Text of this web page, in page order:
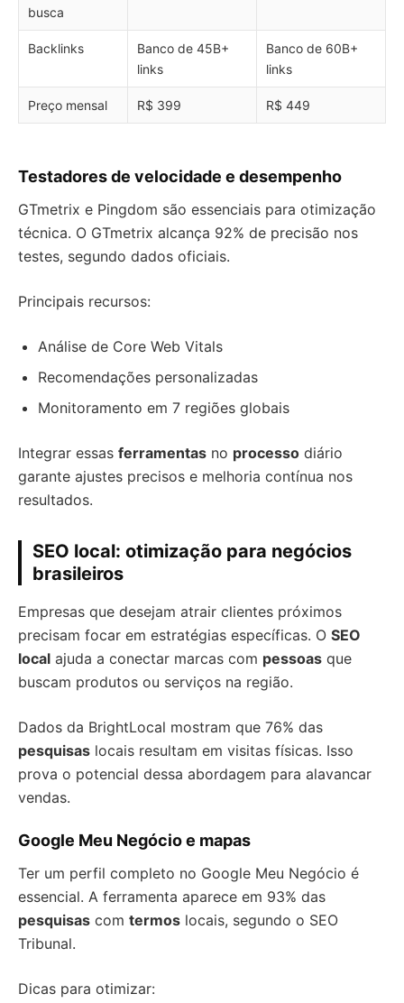
busca
Backlinks
Banco de 45B+
links
Banco de 60B+
links
Preço mensal R$ 399 R$ 449
Testadores de velocidade e desempenho
GTmetrix e Pingdom são essenciais para otimização
técnica. O GTmetrix alcança 92% de precisão nos
testes, segundo dados oficiais.
Principais recursos:
Análise de Core Web Vitals
Recomendações personalizadas
Monitoramento em 7 regiões globais
Integrar essas ferramentas no processo diário
garante ajustes precisos e melhoria contínua nos
resultados.
SEO local: otimização para negócios
brasileiros
Empresas que desejam atrair clientes próximos
precisam focar em estratégias específicas. O SEO
local ajuda a conectar marcas com pessoas que
buscam produtos ou serviços na região.
Dados da BrightLocal mostram que 76% das
pesquisas locais resultam em visitas físicas. Isso
prova o potencial dessa abordagem para alavancar
vendas.
Google Meu Negócio e mapas
Ter um perfil completo no Google Meu Negócio é
essencial. A ferramenta aparece em 93% das
pesquisas com termos locais, segundo o SEO
Tribunal.
Dicas para otimizar: